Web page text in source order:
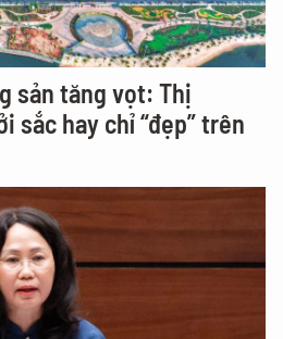
sản tăng vọt: Thị
sắc hay chỉ “đẹp” trên